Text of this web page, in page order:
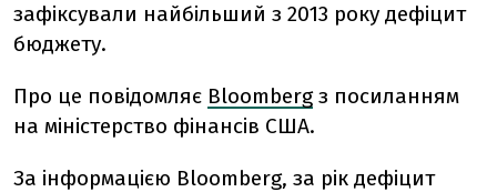
зафіксували найбільший з 2013 року дефіцит
бюджету.
Про це повідомляє Bloombergз посиланням
на міністерство фінансів США.
За інформацією Bloomberg, за рік дефіцит